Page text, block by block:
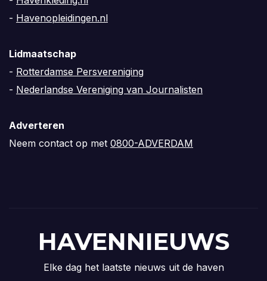
- Havenopleidingen.nl
Lidmaatschap
- Rotterdamse Persvereniging
- Nederlandse Vereniging van Journalisten
Adverteren
Neem contact op met 0800-ADVERDAM
HAVENNIEUWS
Elke dag het laatste nieuws uit de haven